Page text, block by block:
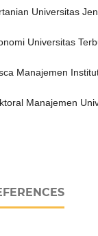
Universitas
Universitas
Manajemen
Manajemen